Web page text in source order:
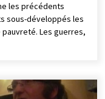
les précédents
sous-développés les
Les guerres,